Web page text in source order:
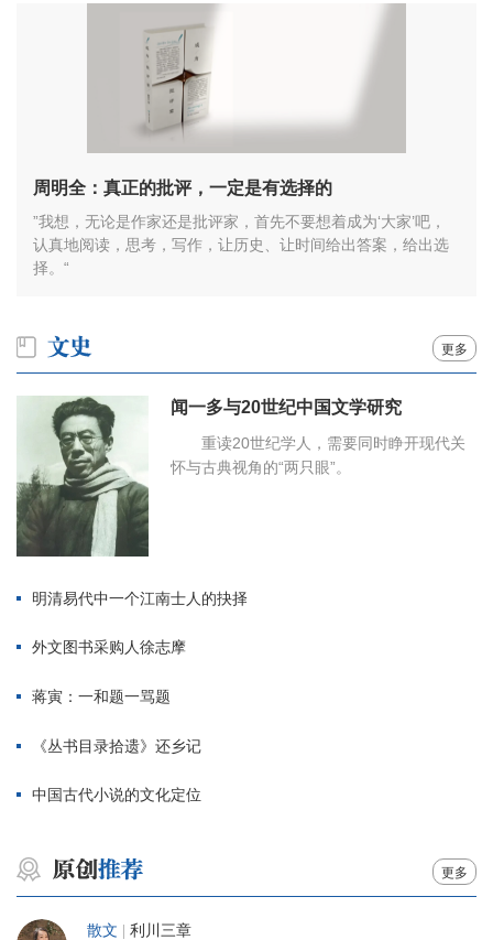
周明全：真正的批评，一定是有选择的
”我想，无论是作家还是批评家，首先不要想着成为‘大家’吧，
认真地阅读，思考，写作，让历史、让时间给出答案，给出选
择。“
更多
闻一多与20世纪中国文学研究
重读20世纪学人，需要同时睁开现代关
怀与古典视角的“两只眼”。
明清易代中一个江南士人的抉择
外文图书采购人徐志摩
蒋寅：一和题一骂题
《丛书目录拾遗》还乡记
中国古代小说的文化定位
更多
散文 利川三章